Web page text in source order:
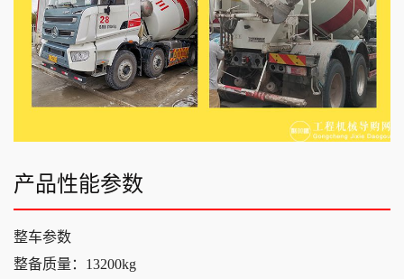
产品性能参数
整车参数
整备质量：13200kg